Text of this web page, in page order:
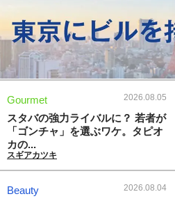
Gourmet 2026.08.05
スタバの強力ライバルに？ 若者が
「ゴンチャ」を選ぶワケ。タピオ
カの...
スギアカツキ
Beauty 2026.08.04